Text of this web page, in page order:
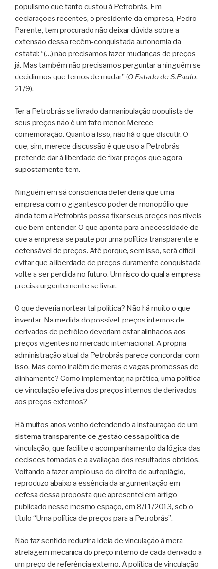
populismo que tanto custou à Petrobrás. Em
declarações recentes, o presidente da empresa, Pedro
Parente, tem procurado não deixar dúvida sobre a
extensão dessa recém-conquistada autonomia da
estatal: “(…) não precisamos fazer mudanças de preços
já. Mas também não precisamos perguntar a ninguém se
decidirmos que temos de mudar” (O Estado de S.Paulo,
21/9).
Ter a Petrobrás se livrado da manipulação populista de
seus preços não é um fato menor. Merece
comemoração. Quanto a isso, não há o que discutir. O
que, sim, merece discussão é que uso a Petrobrás
pretende dar à liberdade de fixar preços que agora
supostamente tem.
Ninguém em sã consciência defenderia que uma
empresa com o gigantesco poder de monopólio que
ainda tem a Petrobrás possa fixar seus preços nos níveis
que bem entender. O que aponta para a necessidade de
que a empresa se paute por uma política transparente e
defensável de preços. Até porque, sem isso, será difícil
evitar que a liberdade de preços duramente conquistada
volte a ser perdida no futuro. Um risco do qual a empresa
precisa urgentemente se livrar.
O que deveria nortear tal política? Não há muito o que
inventar. Na medida do possível, preços internos de
derivados de petróleo deveriam estar alinhados aos
preços vigentes no mercado internacional. A própria
administração atual da Petrobrás parece concordar com
isso. Mas como ir além de meras e vagas promessas de
alinhamento? Como implementar, na prática, uma política
de vinculação efetiva dos preços internos de derivados
aos preços externos?
Há muitos anos venho defendendo a instauração de um
sistema transparente de gestão dessa política de
vinculação, que facilite o acompanhamento da lógica das
decisões tomadas e a avaliação dos resultados obtidos.
Voltando a fazer amplo uso do direito de autoplágio,
reproduzo abaixo a essência da argumentação em
defesa dessa proposta que apresentei em artigo
publicado nesse mesmo espaço, em 8/11/2013, sob o
título “Uma política de preços para a Petrobrás”.
Não faz sentido reduzir a ideia de vinculação à mera
atrelagem mecânica do preço interno de cada derivado a
um preço de referência externo. A política de vinculação